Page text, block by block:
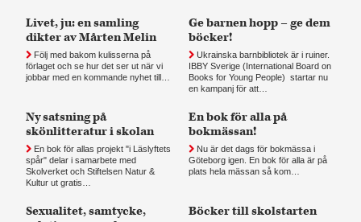
Livet, ju: en samling
dikter av Mårten Melin
Följ med bakom kulisserna på
förlaget och se hur det ser ut när vi
jobbar med en kommande nyhet till…
Ge barnen hopp – ge dem
böcker!
Ukrainska barnbibliotek är i ruiner.
IBBY Sverige (International Board on
Books for Young People) startar nu
en kampanj för att…
Ny satsning på
skönlitteratur i skolan
En bok för allas projekt "i Läslyftets
spår" delar i samarbete med
Skolverket och Stiftelsen Natur &
Kultur ut gratis…
En bok för alla på
bokmässan!
Nu är det dags för bokmässa i
Göteborg igen. En bok för alla är på
plats hela mässan så kom…
Sexualitet, samtycke,
Böcker till skolstarten